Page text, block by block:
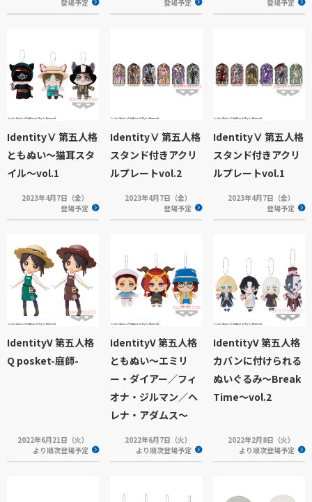
登場予定 登場予定 登場予定
IdentityⅤ 第五人格
ともぬい～猫耳スタ
イル～vol.1
2023年4月7日（金）
登場予定
IdentityⅤ 第五人格
スタンド付きアクリ
ルプレートvol.2
2023年4月7日（金）
登場予定
IdentityⅤ 第五人格
スタンド付きアクリ
ルプレートvol.1
2023年4月7日（金）
登場予定
IdentityV 第五人格
Q posket-庭師-
2022年6月21日（火）
より順次登場予定
IdentityV 第五人格
ともぬい～エミリ
ー・ダイアー／フィ
オナ・ジルマン／ヘ
レナ・アダムス～
2022年6月7日（火）
より順次登場予定
IdentityV 第五人格
カバンに付けられる
ぬいぐるみ～Break
Time～vol.2
2022年2月8日（火）
より順次登場予定